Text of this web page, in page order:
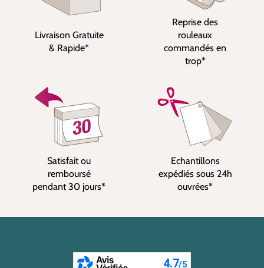
Livraison Gratuite
& Rapide*
Reprise des
rouleaux
commandés en
trop*
Satisfait ou
remboursé
pendant 30 jours*
Echantillons
expédiés sous 24h
ouvrées*